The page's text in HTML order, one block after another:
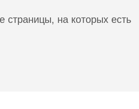
страницы, на которых есть